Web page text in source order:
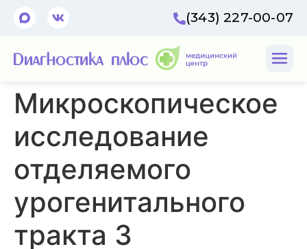
(343) 227-00-07
Микроскопическое
исследование
отделяемого
урогенитального
тракта 3